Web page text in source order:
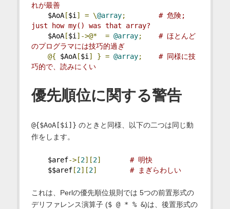
れが最善
$AoA[$i] = \@array;
# 危険;
just how my() was that array?
$AoA[$i]->@* = @array;
# ほとんど
のプログラマには技巧的過ぎ
@{ $AoA[$i] } = @array;
# 同様に技
巧的で、読みにくい
優先順位に関する警告
@{$AoA[$i]} のときと同様、以下の二つは同じ動
作をします。
$aref->[2][2]
# 明快
$$aref[2][2] # まぎらわしい
これは、Perlの優先順位規則では 5つの前置形式の
デリファレンス演算子 ($ @ * % &)は、後置形式の